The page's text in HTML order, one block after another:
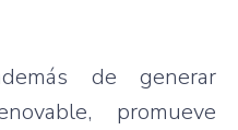
de generar
promueve